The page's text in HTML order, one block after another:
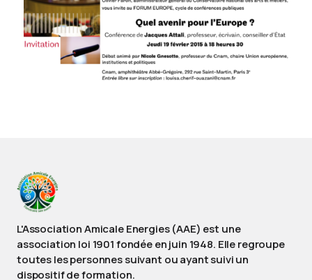
L'Association Amicale Energies (AAE) est une
association loi 1901 fondée en juin 1948. Elle regroupe
toutes les personnes suivant ou ayant suivi un
dispositif de formation.